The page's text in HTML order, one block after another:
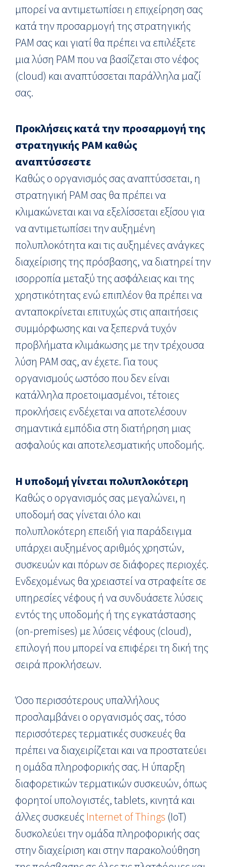
μπορεί να αντιμετωπίσει η επιχείρηση σας
κατά την προσαρμογή της στρατηγικής
PAM σας και γιατί θα πρέπει να επιλέξετε
μια λύση PAM που να βασίζεται στο νέφος
(cloud) και αναπτύσσεται παράλληλα μαζί
σας.
Προκλήσεις κατά την προσαρμογή της
στρατηγικής PAM καθώς
αναπτύσσεστε
Καθώς ο οργανισμός σας αναπτύσσεται, η
στρατηγική PAM σας θα πρέπει να
κλιμακώνεται και να εξελίσσεται εξίσου για
να αντιμετωπίσει την αυξημένη
πολυπλοκότητα και τις αυξημένες ανάγκες
διαχείρισης της πρόσβασης, να διατηρεί την
ισορροπία μεταξύ της ασφάλειας και της
χρηστικότητας ενώ επιπλέον θα πρέπει να
ανταποκρίνεται επιτυχώς στις απαιτήσεις
συμμόρφωσης και να ξεπερνά τυχόν
προβλήματα κλιμάκωσης με την τρέχουσα
λύση PAM σας, αν έχετε. Για τους
οργανισμούς ωστόσο που δεν είναι
κατάλληλα προετοιμασμένοι, τέτοιες
προκλήσεις ενδέχεται να αποτελέσουν
σημαντικά εμπόδια στη διατήρηση μιας
ασφαλούς και αποτελεσματικής υποδομής.
Η υποδομή γίνεται πολυπλοκότερη
Καθώς ο οργανισμός σας μεγαλώνει, η
υποδομή σας γίνεται όλο και
πολυπλοκότερη επειδή για παράδειγμα
υπάρχει αυξημένος αριθμός χρηστών,
συσκευών και πόρων σε διάφορες περιοχές.
Ενδεχομένως θα χρειαστεί να στραφείτε σε
υπηρεσίες νέφους ή να συνδυάσετε λύσεις
εντός της υποδομής ή της εγκατάστασης
(on-premises) με λύσεις νέφους (cloud),
επιλογή που μπορεί να επιφέρει τη δική της
σειρά προκλήσεων.
Όσο περισσότερους υπαλλήλους
προσλαμβάνει ο οργανισμός σας, τόσο
περισσότερες τερματικές συσκευές θα
πρέπει να διαχειρίζεται και να προστατεύει
η ομάδα πληροφορικής σας. Η ύπαρξη
διαφορετικών τερματικών συσκευών, όπως
φορητοί υπολογιστές, tablets, κινητά και
άλλες συσκευές Internet of Things (IoT)
δυσκολεύει την ομάδα πληροφορικής σας
στην διαχείριση και στην παρακολούθηση